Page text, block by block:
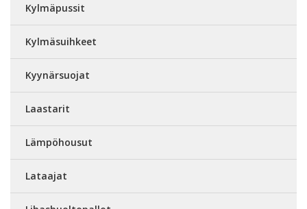
Kylmäpussit
Kylmäsuihkeet
Kyynärsuojat
Laastarit
Lämpöhousut
Lataajat